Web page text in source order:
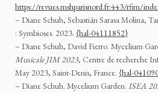
https://revues.mshparisnord.fr:443/rfim/
– Diane Schuh, Sebastián Sarasa Molina,
: Symbioses. 2023. ⟨hal-04111852⟩
– Diane Schuh, David Fierro. Mycelium
Musicale JIM 2023, Centre de recherche
May 2023, Saint-Denis, France. ⟨hal-
– Diane Schuh. Mycelium Garden. ISEA